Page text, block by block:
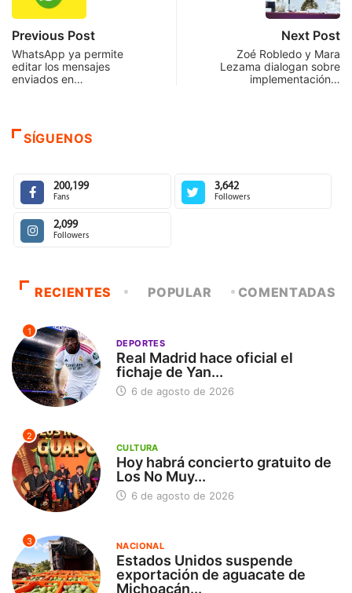
Previous Post
WhatsApp ya permite
editar los mensajes
enviados en…
Next Post
Zoé Robledo y Mara
Lezama dialogan sobre
implementación…
SÍGUENOS
200,199
Fans
3,642
Followers
2,099
Followers
RECIENTES POPULAR COMENTADAS
1
DEPORTES
Real Madrid hace oficial el
fichaje de Yan...
6 de agosto de 2026
2
CULTURA
Hoy habrá concierto gratuito de
Los No Muy...
6 de agosto de 2026
3 NACIONAL
Estados Unidos suspende
exportación de aguacate de
Michoacán...